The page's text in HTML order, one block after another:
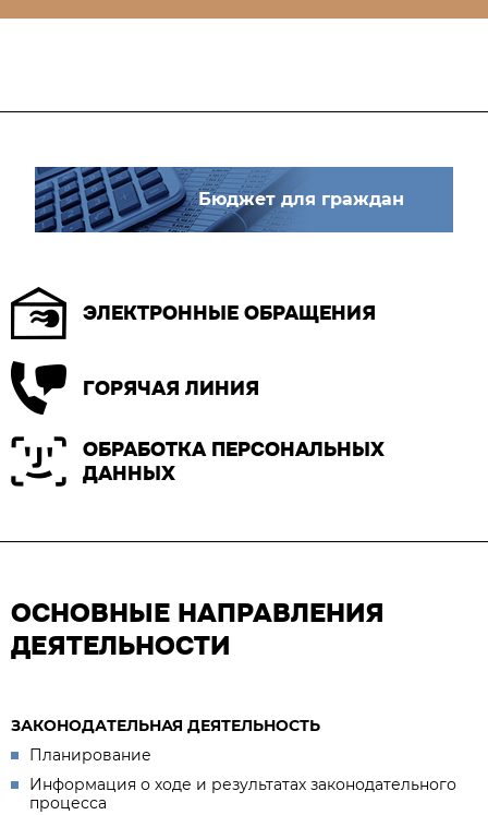
Бюджет для граждан
ЭЛЕКТРОННЫЕ ОБРАЩЕНИЯ
ГОРЯЧАЯ ЛИНИЯ
ОБРАБОТКА ПЕРСОНАЛЬНЫХ
ДАННЫХ
ОСНОВНЫЕ НАПРАВЛЕНИЯ
ДЕЯТЕЛЬНОСТИ
ЗАКОНОДАТЕЛЬНАЯ ДЕЯТЕЛЬНОСТЬ
Планирование
Информация о ходе и результатах законодательного
процесса